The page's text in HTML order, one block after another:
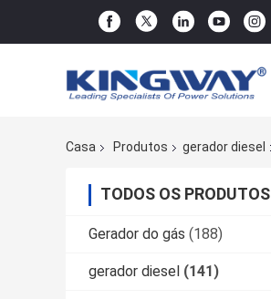
Casa Produtos gerador diesel
TODOS OS PRODUTOS
Gerador do gás (188)
gerador diesel (141)